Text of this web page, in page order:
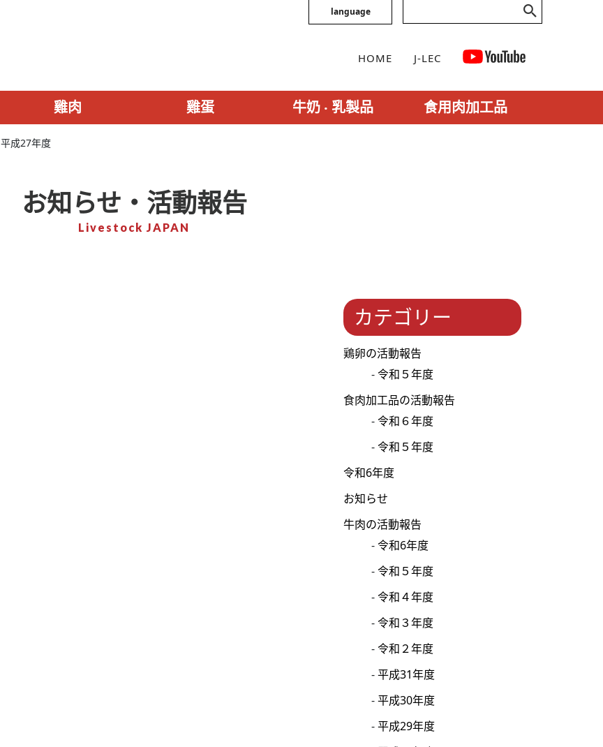
language
HOME J-LEC
雞肉 雞蛋 牛奶 ‧ 乳製品 食用肉加工品
平成27年度
お知らせ・活動報告
Livestock JAPAN
カテゴリー
鶏卵の活動報告
令和５年度
食肉加工品の活動報告
令和６年度
令和５年度
令和6年度
お知らせ
牛肉の活動報告
令和6年度
令和５年度
令和４年度
令和３年度
令和２年度
平成31年度
平成30年度
平成29年度